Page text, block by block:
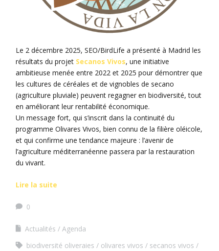
Le 2 décembre 2025, SEO/BirdLife a présenté à Madrid les
résultats du projet Secanos Vivos, une initiative
ambitieuse menée entre 2022 et 2025 pour démontrer que
les cultures de céréales et de vignobles de secano
(agriculture pluviale) peuvent regagner en biodiversité, tout
en améliorant leur rentabilité économique.
Un message fort, qui s’inscrit dans la continuité du
programme Olivares Vivos, bien connu de la filière oléicole,
et qui confirme une tendance majeure : l’avenir de
l’agriculture méditerranéenne passera par la restauration
du vivant.
Lire la suite
0
Actualités
Agenda
biodiversité oliveraies
olivares vivos
secanos vivos